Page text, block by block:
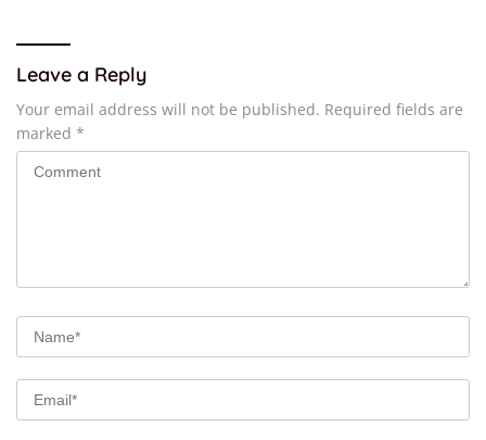
Leave a Reply
Your email address will not be published. Required fields are
marked *